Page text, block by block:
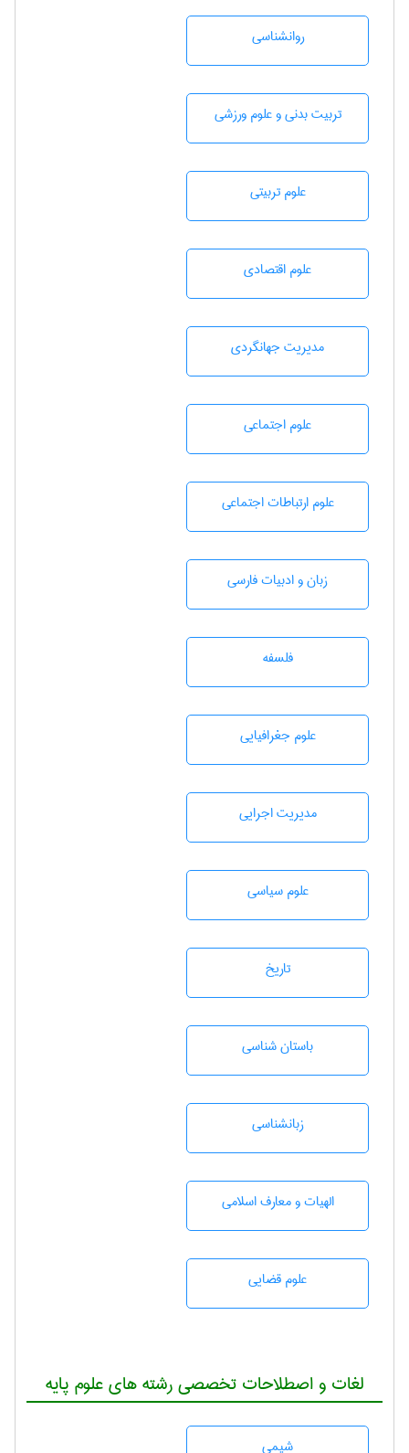
روانشناسی
تربيت بدنی و علوم ورزشی
علوم تربيتی
علوم اقتصادی
مديريت جهانگردی
علوم اجتماعی
علوم ارتباطات اجتماعی
زبان و ادبيات فارسی
فلسفه
علوم جغرافيايی
مديريت اجرايی
علوم سياسی
تاريخ
باستان شناسی
زبانشناسی
الهیات و معارف اسلامی
علوم قضایی
لغات و اصطلاحات تخصصی رشته های علوم پایه
شيمی